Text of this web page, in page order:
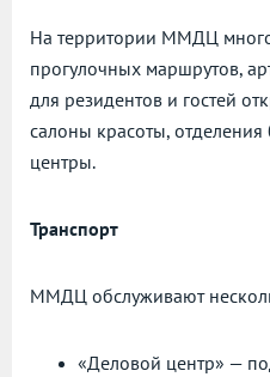
На территории ММДЦ
прогулочных маршрутов,
для резидентов и гостей
салоны красоты,
центры.
Транспорт
ММДЦ обслуживают
«Деловой центр» —